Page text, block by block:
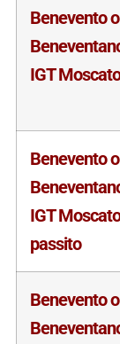
Benevento o
IGT Moscato
Benevento o
IGT Moscato
passito
Benevento o